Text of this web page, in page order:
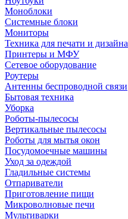
Моноблоки
Системные блоки
Мониторы
Техника для печати и дизайна
Принтеры и МФУ
Сетевое оборудование
Роутеры
Антенны беспроводной связи
Бытовая техника
Уборка
Роботы-пылесосы
Вертикальные пылесосы
Роботы для мытья окон
Посудомоечные машины
Уход за одеждой
Гладильные системы
Отпариватели
Приготовление пищи
Микроволновые печи
Мультиварки